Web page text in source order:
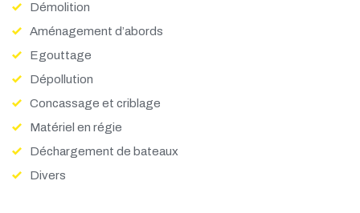
Démolition
Aménagement d’abords
Egouttage
Dépollution
Concassage et criblage
Matériel en régie
Déchargement de bateaux
Divers